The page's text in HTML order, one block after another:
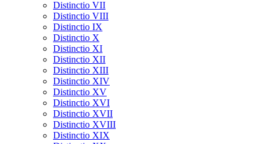
Distinctio VII
Distinctio VIII
Distinctio IX
Distinctio X
Distinctio XI
Distinctio XII
Distinctio XIII
Distinctio XIV
Distinctio XV
Distinctio XVI
Distinctio XVII
Distinctio XVIII
Distinctio XIX